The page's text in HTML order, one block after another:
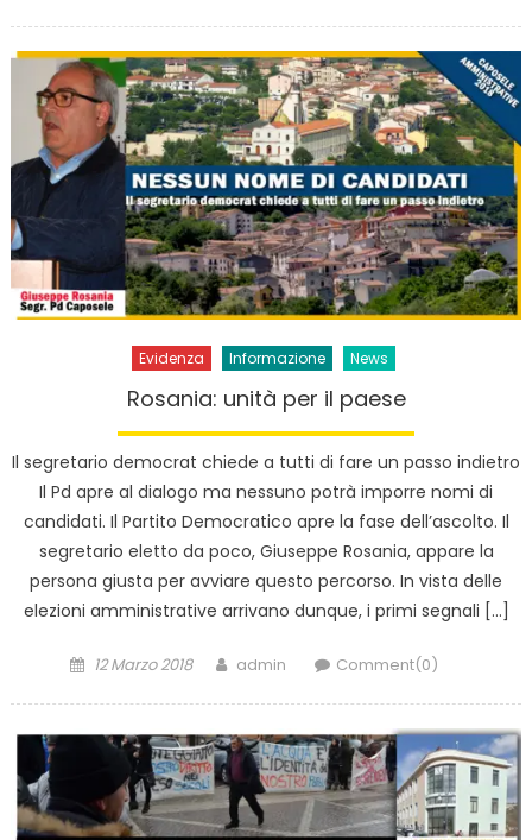
Evidenza Informazione News
Rosania: unità per il paese
Il segretario democrat chiede a tutti di fare un passo indietro
Il Pd apre al dialogo ma nessuno potrà imporre nomi di
candidati. Il Partito Democratico apre la fase dell’ascolto. Il
segretario eletto da poco, Giuseppe Rosania, appare la
persona giusta per avviare questo percorso. In vista delle
elezioni amministrative arrivano dunque, i primi segnali […]
Posted
12 Marzo 2018 Author
admin Comment(0)